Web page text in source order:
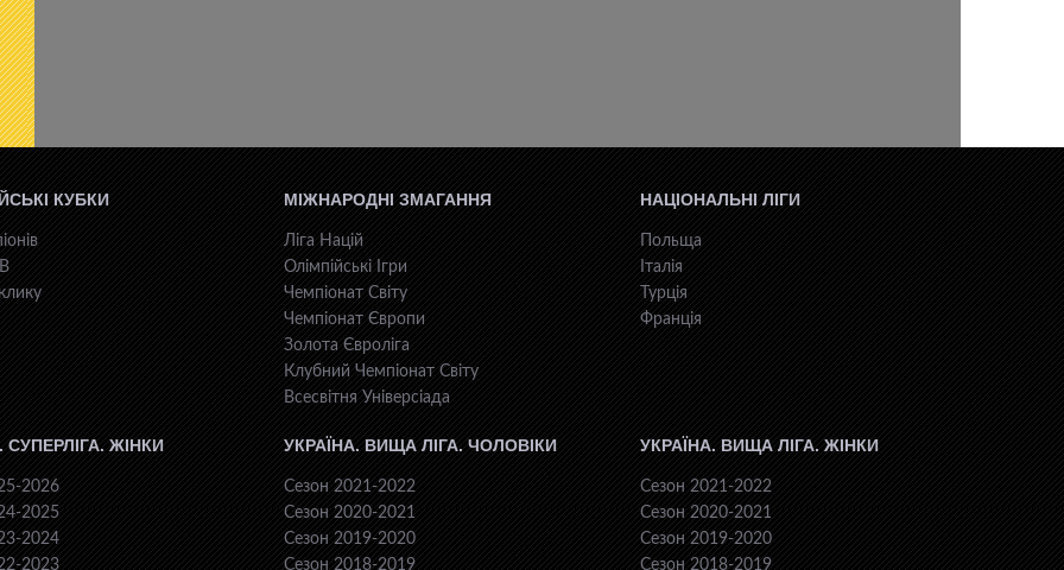
КУБКИ МІЖНАРОДНІ ЗМАГАННЯ
Ліга Націй
Олімпійські Ігри
Чемпіонат Світу
Чемпіонат Європи
Золота Євроліга
Клубний Чемпіонат Світу
Всесвiтня Унiверсiaда
НАЦІОНАЛЬНІ ЛІГИ
Польща
Італія
Турція
Франція
СУПЕРЛІГА. ЖІНКИ
2026
2025
2024
2023
УКРАЇНА. ВИЩА ЛІГА. ЧОЛОВІКИ
Сезон 2021-2022
Сезон 2020-2021
Сезон 2019-2020
Сезон 2018-2019
УКРАЇНА. ВИЩА ЛІГА. ЖІНКИ
Сезон 2021-2022
Сезон 2020-2021
Сезон 2019-2020
Сезон 2018-2019